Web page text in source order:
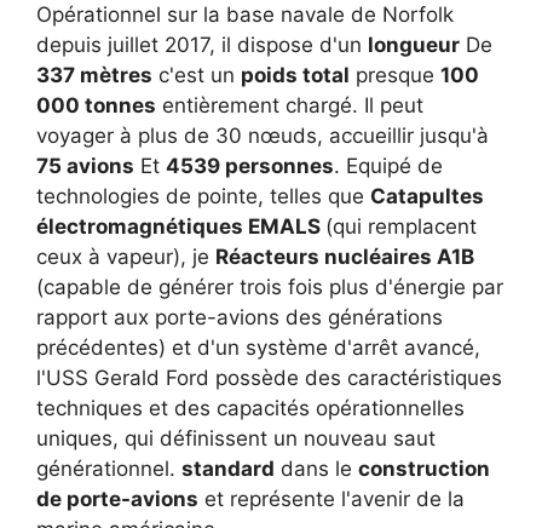
Opérationnel sur la base navale de Norfolk
depuis juillet 2017, il dispose d'un longueur De
337 mètres c'est un poids total presque 100
000 tonnes entièrement chargé. Il peut
voyager à plus de 30 nœuds, accueillir jusqu'à
75 avions Et 4539 personnes. Equipé de
technologies de pointe, telles que Catapultes
électromagnétiques EMALS (qui remplacent
ceux à vapeur), je Réacteurs nucléaires A1B
(capable de générer trois fois plus d'énergie par
rapport aux porte-avions des générations
précédentes) et d'un système d'arrêt avancé,
l'USS Gerald Ford possède des caractéristiques
techniques et des capacités opérationnelles
uniques, qui définissent un nouveau saut
générationnel. standard dans le construction
de porte-avions et représente l'avenir de la